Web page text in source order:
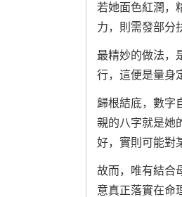
若她面色紅潤，
力，則需發部分
最精妙的做法，
行，這便是量身
歸根結底，數字
親的八字就是她
好，實則可能對
故而，唯有結合
意真正落實在命